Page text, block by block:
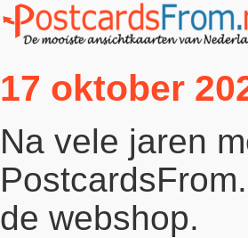
17 oktober
Na vele jaren
de webshop.